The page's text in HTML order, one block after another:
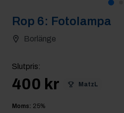
Rop 6: Fotolampa
Borlänge
Slutpris:
400 kr MatzL
Moms: 25%